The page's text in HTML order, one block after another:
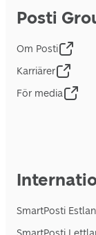
Posti
Om Posti
Karriärer
För media
SmartPosti